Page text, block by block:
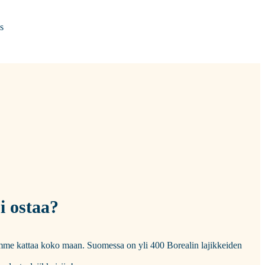
ostaa?
kattaa koko maan. Suomessa on yli 400 Borealin lajikkeiden